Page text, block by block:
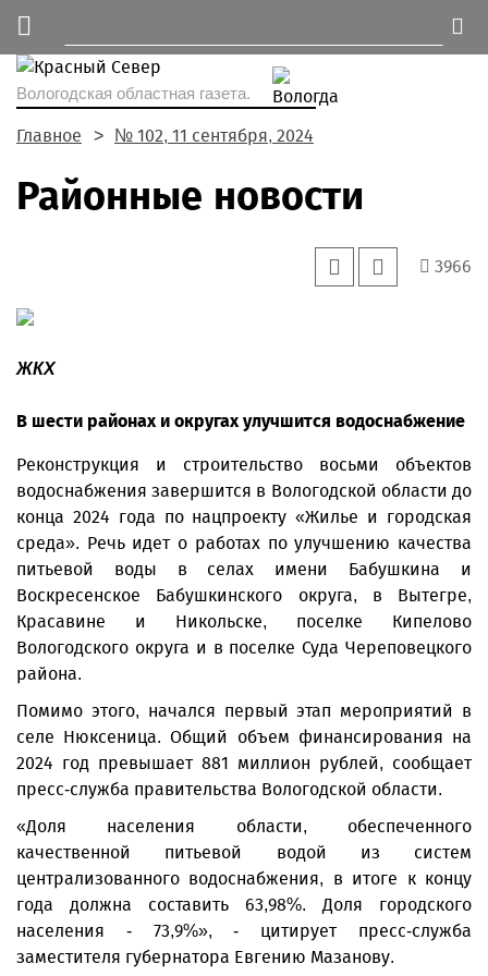
Вологодская областная газета.
Главное № 102, 11 сентября, 2024
Районные новости
3966
ЖКХ
В шести районах и округах улучшится водоснабжение
Реконструкция и строительство восьми объектов
водоснабжения завершится в Вологодской области до
конца 2024 года по нацпроекту «Жилье и городская
среда». Речь идет о работах по улучшению качества
питьевой воды в селах имени Бабушкина и
Воскресенское Бабушкинского округа, в Вытегре,
Красавине и Никольске, поселке Кипелово
Вологодского округа и в поселке Суда Череповецкого
района.
Помимо этого, начался первый этап мероприятий в
селе Нюксеница. Общий объем финансирования на
2024 год превышает 881 миллион рублей, сообщает
пресс-служба правительства Вологодской области.
«Доля населения области, обес­печенного
качественной питьевой водой из систем
централизованного водоснабжения, в итоге к концу
года должна составить 63,98%. Доля городского
населения - 73,9%», - цитирует пресс-служба
заместителя губернатора Евгению Мазанову.